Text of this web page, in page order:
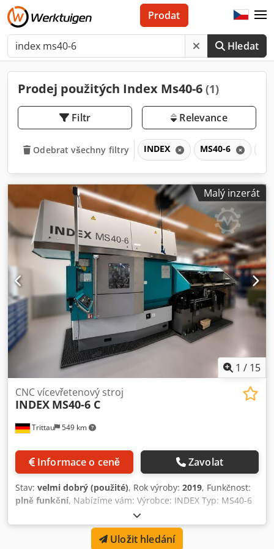
Hledat
Prodat
Prodej použitých Index Ms40-6 (1)
Filtr Relevance
Odebrat všechny filtry INDEX MS40-6
Malý inzerát
1 / 15
Trittau 549 km
CNC vícevřetenový stroj
INDEX MS40-6 C
Informace o ceně Zavolat
Stav: velmi dobrý (použité), Rok výroby: 2019, Funkčnost:
plně funkční, Nabízíme vám: Výrobce: INDEX Typ: MS40-6
C Rok výroby: 2019 Řízení: Řízení Index C200-SL, MS40C
Duální NCU Technické údaje: Pracovní vřetena: Počet: 6 ks
Průměr vřetena: max. 40 mm Max. otáčky: 7 000 ot./min
Uložit hledání